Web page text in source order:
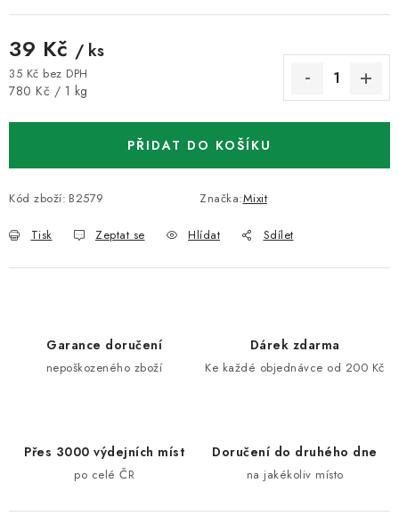
39 Kč / ks
35 Kč bez DPH
Měrná cena:
780 Kč / 1 kg
PŘIDAT DO KOŠÍKU
Kód zboží: B2579 Značka:Mixit
Tisk Zeptat se Hlídat Sdílet
Garance doručení
nepoškozeného zboží
Dárek zdarma
Ke každé objednávce od 200 Kč
Přes 3000 výdejních míst
po celé ČR
Doručení do druhého dne
na jakékoliv místo